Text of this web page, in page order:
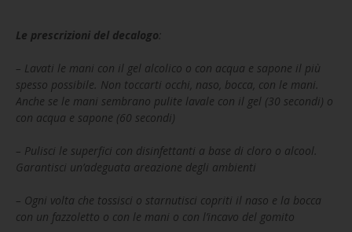
Le prescrizioni del decalogo:
– Lavati le mani con il gel alcolico o con acqua e sapone il più
spesso possibile. Non toccarti occhi, naso, bocca, con le mani.
Anche se le mani sembrano pulite lavale con il gel (30 secondi) o
con acqua e sapone (60 secondi)
– Pulisci le superfici con disinfettanti a base di cloro o alcool.
Garantisci un’adeguata areazione degli ambienti
– Ogni volta che tossisci o starnutisci copriti il naso e la bocca
con un fazzoletto o con le mani o con l’incavo del gomito